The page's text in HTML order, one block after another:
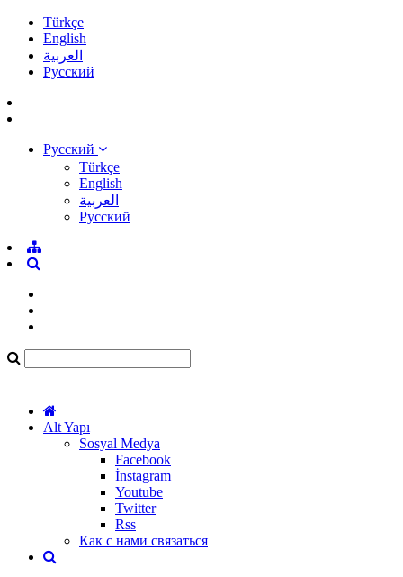
Türkçe
English
العربية
Pусский
Pусский
Türkçe
English
العربية
Pусский
Alt Yapı
Sosyal Medya
Facebook
İnstagram
Youtube
Twitter
Rss
Как с нами связаться